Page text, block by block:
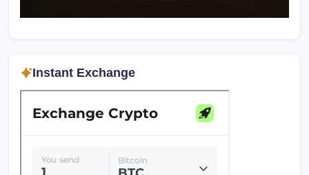
Instant Exchange